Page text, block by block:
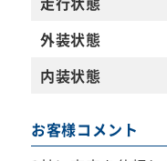
外装状態
内装状態
お客様コメント